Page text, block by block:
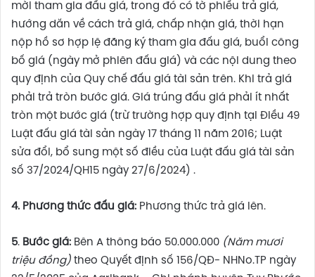
mời tham gia đấu giá, trong đó có tờ phiếu trả giá,
hướng dẫn về cách trả giá, chấp nhận giá, thời hạn
nộp hồ sơ hợp lệ đăng ký tham gia đấu giá, buổi công
bố giá (ngày mở phiên đấu giá) và các nội dung theo
quy định của Quy chế đấu giá tài sản trên. Khi trả giá
phải trả tròn bước giá. Giá trúng đấu giá phải ít nhất
tròn một bước giá (trừ trường hợp quy định tại Điều 49
Luật đấu giá tài sản ngày 17 tháng 11 năm 2016; Luật
sửa đổi, bổ sung một số điều của Luật đấu giá tài sản
số 37/2024/QH15 ngày 27/6/2024) .
4. Phương thức đấu giá: Phương thức trả giá lên.
5. Bước giá: Bên A thông báo 50.000.000 (Năm mươi
triệu đồng) theo Quyết định số 156/QĐ- NHNo.TP ngày